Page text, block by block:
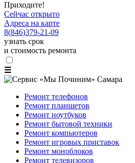
Приходите!
Сейчас открыто
Адреса на карте
8(846)379-21-09
узнать срок
и стоимость ремонта
☰
Ремонт телефонов
Ремонт планшетов
Ремонт ноутбуков
Ремонт бытовой техники
Ремонт компьютеров
Ремонт игровых приставок
Ремонт моноблоков
Ремонт телевизоров